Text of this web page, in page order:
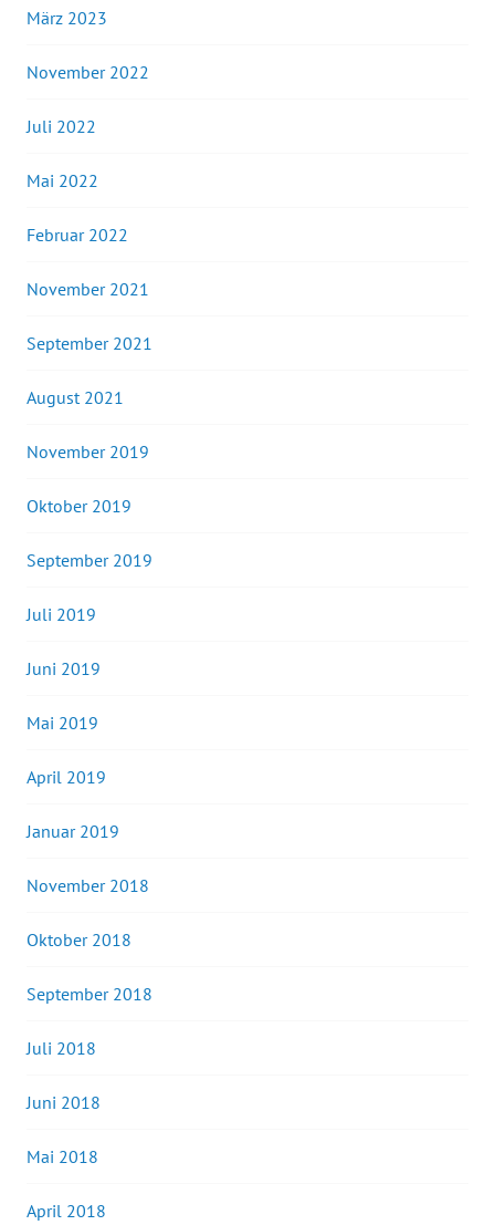
März 2023
November 2022
Juli 2022
Mai 2022
Februar 2022
November 2021
September 2021
August 2021
November 2019
Oktober 2019
September 2019
Juli 2019
Juni 2019
Mai 2019
April 2019
Januar 2019
November 2018
Oktober 2018
September 2018
Juli 2018
Juni 2018
Mai 2018
April 2018